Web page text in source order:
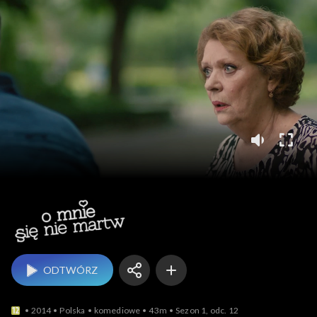
O mnie się nie martw
ODTWÓRZ
2014 Polska komediowe 43m Sezon 1, odc. 12